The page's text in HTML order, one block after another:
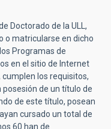
Doctorado de la ULL,
o matricularse en dicho
Programas de
en el sitio de Internet
los requisitos,
de un título de
de este título, posean
cursado un total de
60 han de